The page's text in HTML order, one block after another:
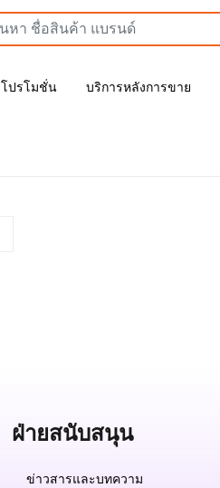
โปรโมชั่น บริการหลังการขาย
ฝ่ายสนับสนุน
ข่าวสารและบทความ